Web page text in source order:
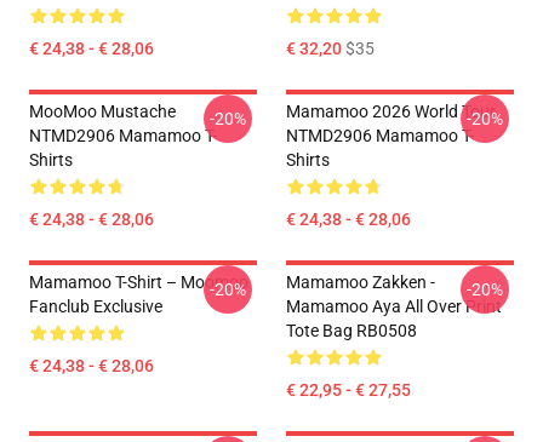
€ 24,38 - € 28,06 € 32,20$35
MooMoo Mustache
NTMD2906 Mamamoo T-
Shirts
€ 24,38 - € 28,06
-20%
Mamamoo 2026 World Tour
NTMD2906 Mamamoo T-
Shirts
€ 24,38 - € 28,06
-20%
Mamamoo T-Shirt – Moomoo
Fanclub Exclusive
€ 24,38 - € 28,06
-20%
Mamamoo Zakken -
Mamamoo Aya All Over Print
Tote Bag RB0508
€ 22,95 - € 27,55
-20%